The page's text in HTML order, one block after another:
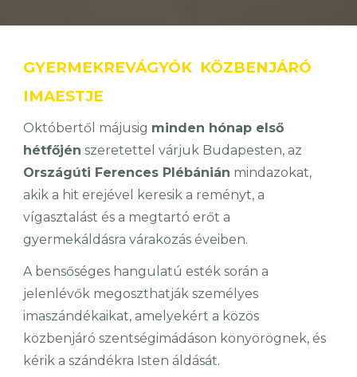
GYERMEKREVÁGYÓK KÖZBENJÁRÓ
IMAESTJE
Októbertől májusig minden hónap első
hétfőjén szeretettel várjuk Budapesten, az
Országúti Ferences Plébánián mindazokat,
akik a hit erejével keresik a reményt, a
vígasztalást és a megtartó erőt a
gyermekáldásra várakozás éveiben.
A bensőséges hangulatú esték során a
jelenlévők megoszthatják személyes
imaszándékaikat, amelyekért a közös
közbenjáró szentségimádáson könyörögnek, és
kérik a szándékra Isten áldását.